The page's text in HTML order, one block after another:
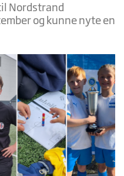
Nordstrand
og kunne nyte en